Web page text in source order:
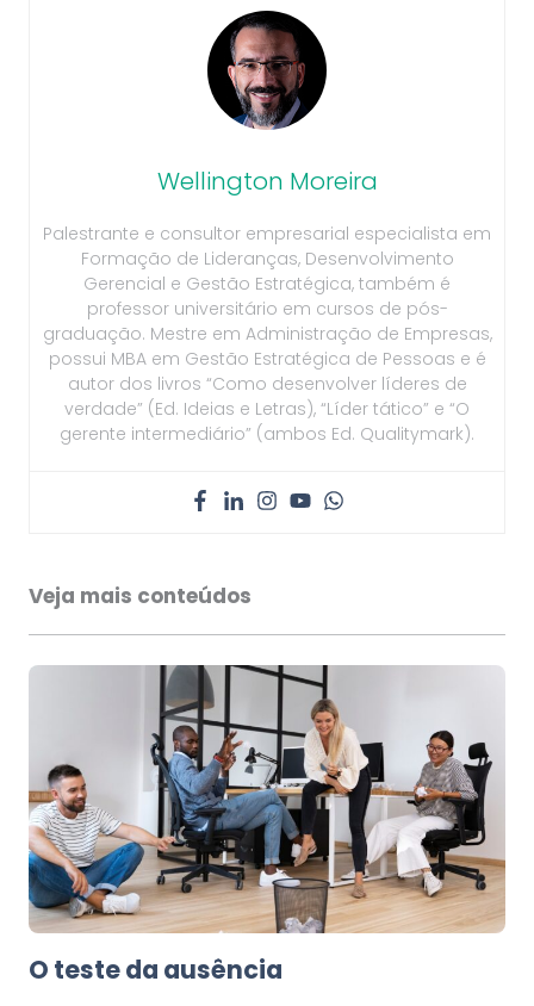
Wellington Moreira
Palestrante e consultor empresarial especialista em
Formação de Lideranças, Desenvolvimento
Gerencial e Gestão Estratégica, também é
professor universitário em cursos de pós-
graduação. Mestre em Administração de Empresas,
possui MBA em Gestão Estratégica de Pessoas e é
autor dos livros “Como desenvolver líderes de
verdade” (Ed. Ideias e Letras), “Líder tático” e “O
gerente intermediário” (ambos Ed. Qualitymark).
Veja mais conteúdos
O teste da ausência